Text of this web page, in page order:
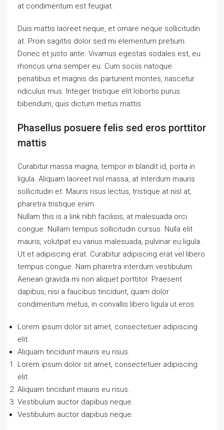
at condimentum est feugiat.
Duis mattis laoreet neque, et ornare neque sollicitudin
at. Proin sagittis dolor sed mi elementum pretium.
Donec et justo ante. Vivamus egestas sodales est, eu
rhoncus urna semper eu. Cum sociis natoque
penatibus et magnis dis parturient montes, nascetur
ridiculus mus. Integer tristique elit lobortis purus
bibendum, quis dictum metus mattis.
Phasellus posuere felis sed eros porttitor
mattis
Curabitur massa magna, tempor in blandit id, porta in
ligula. Aliquam laoreet nisl massa, at interdum mauris
sollicitudin et. Mauris risus lectus, tristique at nisl at,
pharetra tristique enim.
Nullam this is a link nibh facilisis, at malesuada orci
congue. Nullam tempus sollicitudin cursus. Nulla elit
mauris, volutpat eu varius malesuada, pulvinar eu ligula.
Ut et adipiscing erat. Curabitur adipiscing erat vel libero
tempus congue. Nam pharetra interdum vestibulum.
Aenean gravida mi non aliquet porttitor. Praesent
dapibus, nisi a faucibus tincidunt, quam dolor
condimentum metus, in convallis libero ligula ut eros.
Lorem ipsum dolor sit amet, consectetuer adipiscing
elit.
Aliquam tincidunt mauris eu risus.
Lorem ipsum dolor sit amet, consectetuer adipiscing
elit.
Aliquam tincidunt mauris eu risus.
Vestibulum auctor dapibus neque.
Vestibulum auctor dapibus neque.